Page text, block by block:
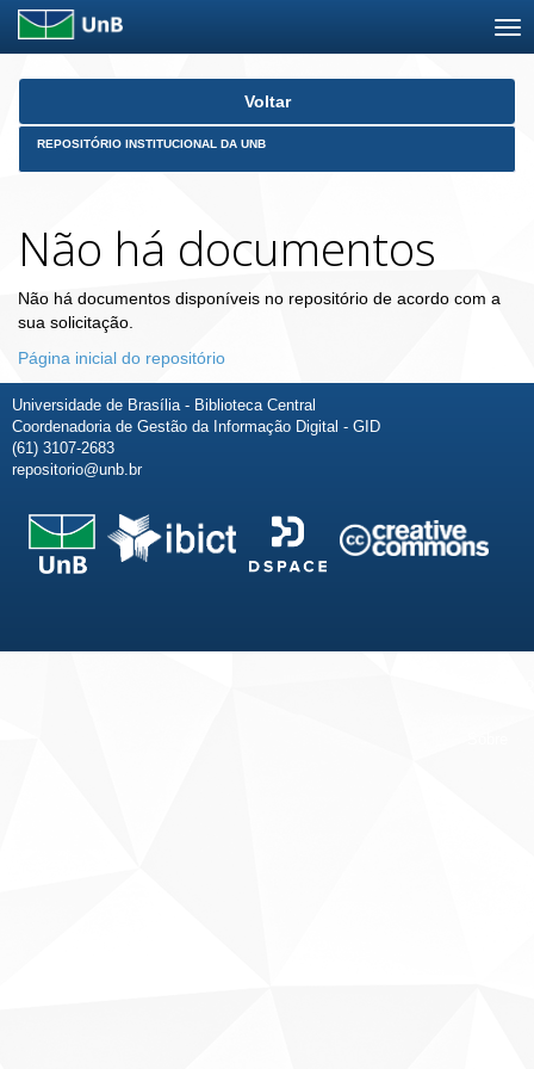
Skip
Voltar
REPOSITÓRIO INSTITUCIONAL DA UNB
Não há documentos
Não há documentos disponíveis no repositório de acordo com a
sua solicitação.
Página inicial do repositório
Universidade de Brasília - Biblioteca Central
Coordenadoria de Gestão da Informação Digital - GID
(61) 3107-2683
repositorio@unb.br